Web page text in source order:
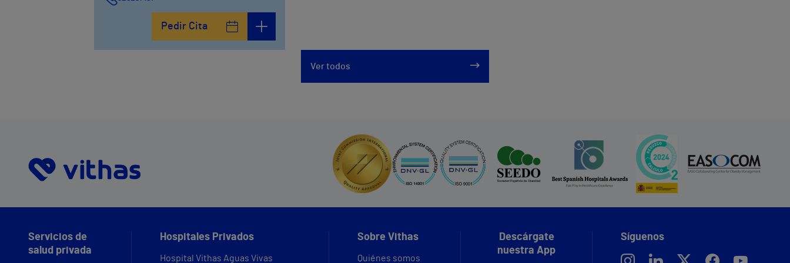
Pedir Cita
Ver todos
Servicios de
salud privada
Hospitales Privados
Hospital Vithas Aguas Vivas
Sobre Vithas
Quiénes somos
Descárgate
nuestra App
Síguenos